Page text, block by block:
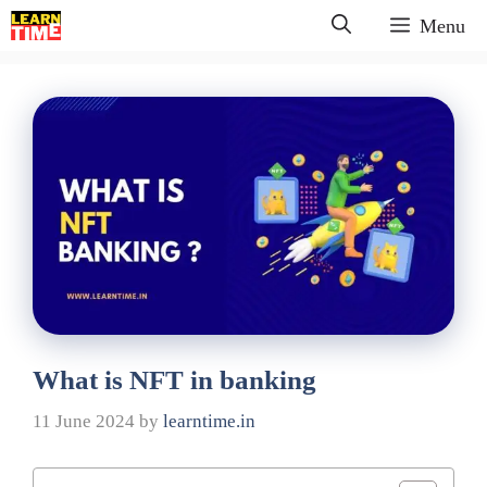
Skip
to
Menu
What is NFT in banking
11 June 2024 by learntime.in